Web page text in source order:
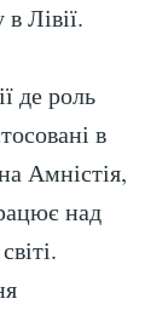
Лівії.
де роль
в
Амністія,
над